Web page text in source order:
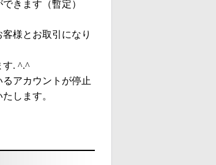
きます（暫定）
様とお取引になり
す. ^.^
アカウントが停止
します。